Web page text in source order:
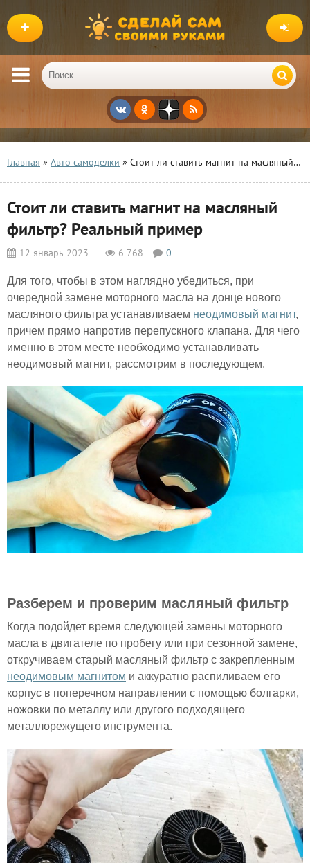
Главная » Авто самоделки » Стоит ли ставить магнит на масляный фильтр? Реальный пример
Стоит ли ставить магнит на масляный
фильтр? Реальный пример
12 январь 2023 6 768 0
Для того, чтобы в этом наглядно убедиться, при
очередной замене моторного масла на донце нового
масляного фильтра устанавливаем неодимовый магнит,
причем прямо напротив перепускного клапана. Для чего
именно в этом месте необходимо устанавливать
неодимовый магнит, рассмотрим в последующем.
Разберем и проверим масляный фильтр
Когда подойдет время следующей замены моторного
масла в двигателе по пробегу или при сезонной замене,
откручиваем старый масляный фильтр с закрепленным
неодимовым магнитом и аккуратно распиливаем его
корпус в поперечном направлении с помощью болгарки,
ножовки по металлу или другого подходящего
металлорежущего инструмента.